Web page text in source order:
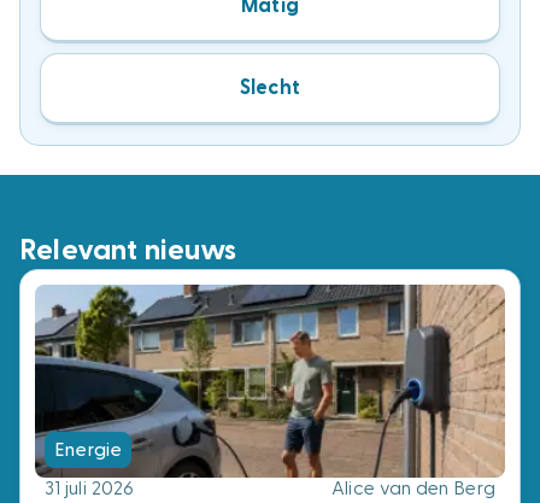
Matig
Slecht
Relevant nieuws
Energie
31 juli 2026
Alice van den Berg